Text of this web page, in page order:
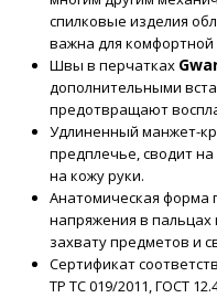
спилковые изделия
важна для комфортной
Швы в перчатках
дополнительными
предотвращают
Удлиненный манжет-
предплечье, сводит
на кожу руки.
Анатомическая форма
напряжения в пальцах
захвату предметов и
Сертификат
ТР ТС 019/2011, ГОСТ